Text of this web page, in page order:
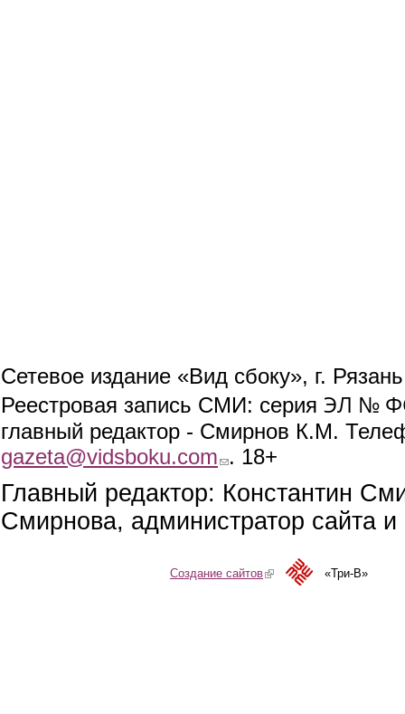
Сетевое издание «Вид сбоку», г.
Реестровая запись СМИ: серия ЭЛ №
главный редактор - Смирнов К.М.
gazeta@vidsboku.com (link sends e-mail)
. 18+
Главный редактор: Константин
Смирнова, администратор сайта
Создание сайтов(link is external)«Три-В»